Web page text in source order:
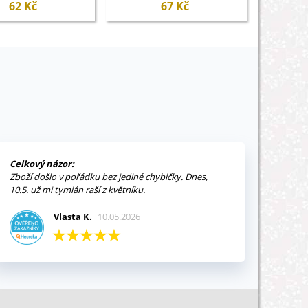
62 Kč 67 Kč
Celkový názor:
Zboží došlo v pořádku bez jediné chybičky. Dnes,
10.5. už mi tymián raší z květníku.
Vlasta K. 10.05.2026